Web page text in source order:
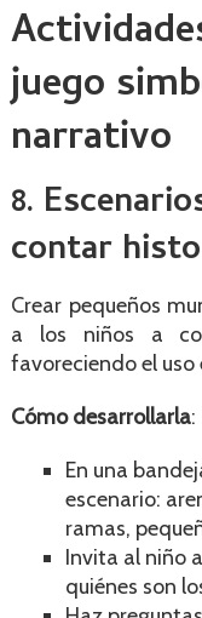
juego
narrativo
8.
contar
Crear pequeños
a los niños a
favoreciendo el uso
Cómo desarrollarla:
En una
escenario:
ramas,
Invita al niño
quiénes son